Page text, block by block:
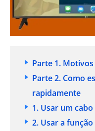
Parte 1.
Parte 2. Como
rapidamente
1. Usar um
2. Usar a